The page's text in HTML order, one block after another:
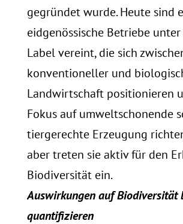
gegründet wurde. Heute sind
eidgenössische Betriebe unter
Label vereint, die sich
konventioneller und
Landwirtschaft positionieren
Fokus auf umweltschonende
tiergerechte Erzeugung
aber treten sie aktiv für den
Biodiversität ein.
Auswirkungen auf Biodiversität
quantifizieren